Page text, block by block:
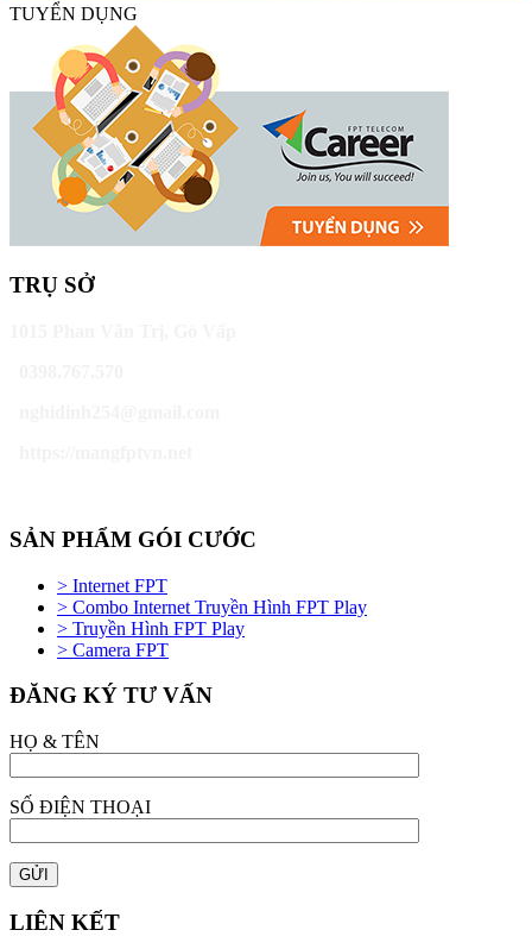
TUYỂN DỤNG
TRỤ SỞ
SẢN PHẨM GÓI CƯỚC
> Internet FPT
> Combo Internet Truyền Hình FPT Play
> Truyền Hình FPT Play
> Camera FPT
ĐĂNG KÝ TƯ VẤN
HỌ & TÊN
SỐ ĐIỆN THOẠI
LIÊN KẾT